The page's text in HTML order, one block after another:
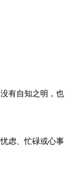
有自知之明，也
虑、忙碌或心事